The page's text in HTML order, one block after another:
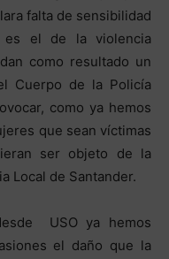
falta de sensibilidad
el de la violencia
como resultado un
Cuerpo de la Policía
como ya hemos
que sean víctimas
ser objeto de la
Local de Santander.
USO ya hemos
el daño que la